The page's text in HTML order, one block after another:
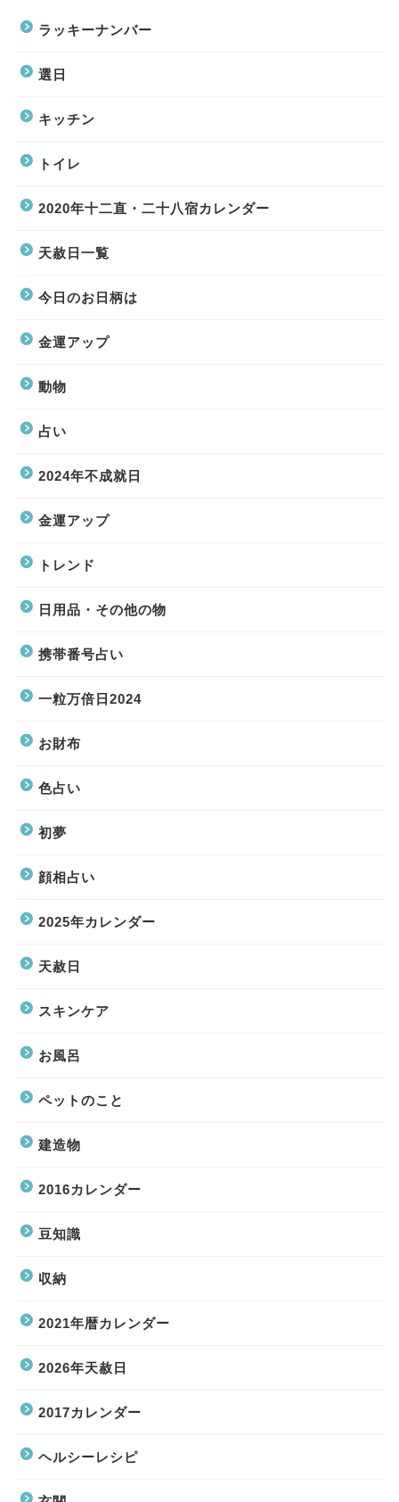
ラッキーナンバー
選日
キッチン
トイレ
2020年十二直・二十八宿カレンダー
天赦日一覧
今日のお日柄は
金運アップ
動物
占い
2024年不成就日
金運アップ
トレンド
日用品・その他の物
携帯番号占い
一粒万倍日2024
お財布
色占い
初夢
顔相占い
2025年カレンダー
天赦日
スキンケア
お風呂
ペットのこと
建造物
2016カレンダー
豆知識
収納
2021年暦カレンダー
2026年天赦日
2017カレンダー
ヘルシーレシピ